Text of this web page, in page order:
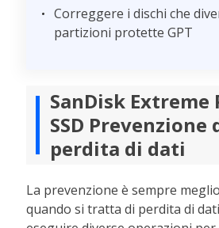
Correggere i dischi che
partizioni protette GPT
SanDisk Extreme
SSD Prevenzione
perdita di dati
La prevenzione è sempre
quando si tratta di perdita di